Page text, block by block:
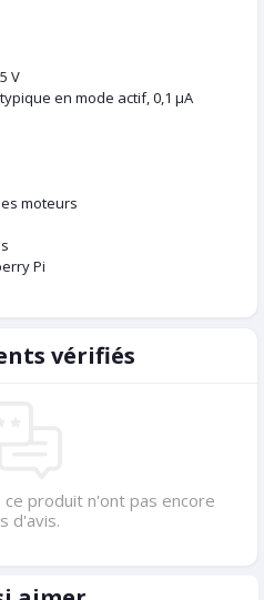
V
en mode actif, 0,1 µA
moteurs
Pi
vérifiés
produit n'ont pas encore
d'avis.